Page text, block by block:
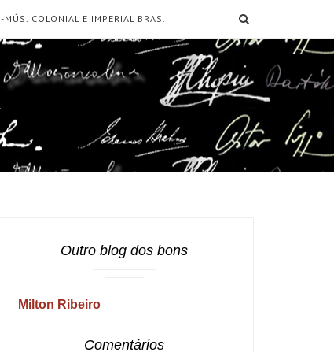
-MÚS. COLONIAL E IMPERIAL BRAS.
Outro blog dos bons
Milton Ribeiro
Comentários